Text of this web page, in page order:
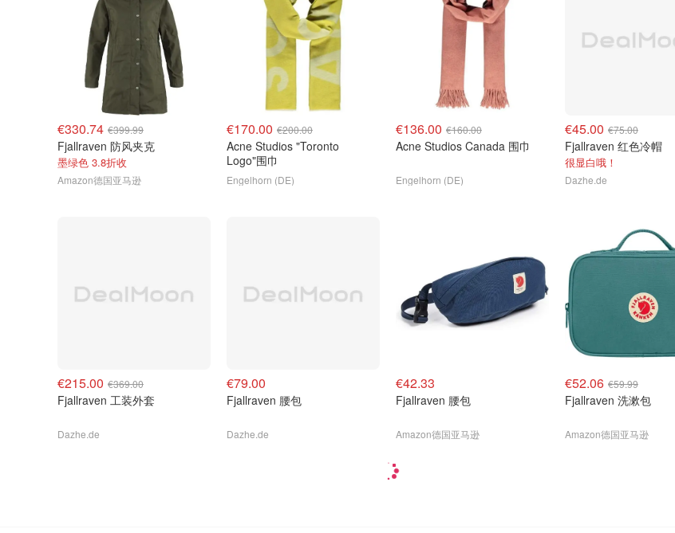
€330.74 €399.99
Fjallraven 防风夹克
墨绿色 3.8折收
Amazon德国亚马逊
€170.00 €200.00
Acne Studios "Toronto
Logo"围巾
Engelhorn (DE)
€136.00 €160.00
Acne Studios Canada 围巾
Engelhorn (DE)
€45.00 €75.00
Fjallraven 红色冷帽
很显白哦！
Dazhe.de
€215.00 €369.00
Fjallraven 工装外套
Dazhe.de
€79.00
Fjallraven 腰包
Dazhe.de
€42.33
Fjallraven 腰包
Amazon德国亚马逊
€52.06 €59.99
Fjallraven 洗漱包
Amazon德国亚马逊